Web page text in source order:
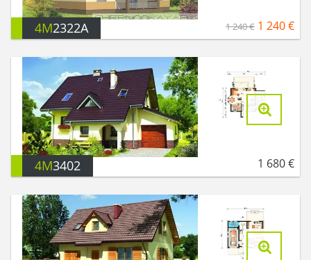
4M2322A 1 240€ 1 240€
4M3402 1 680€